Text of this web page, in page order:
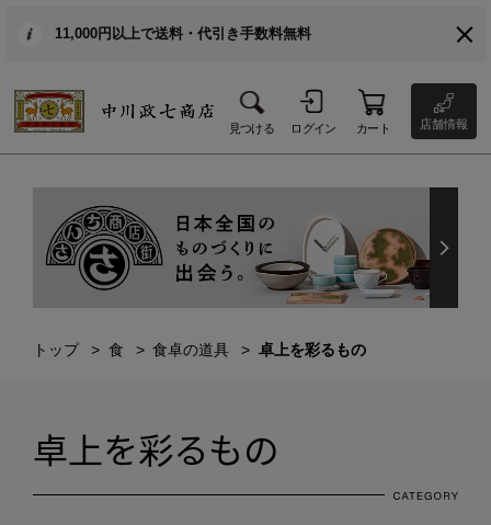
11,000円以上で送料・代引き手数料無料
見つける ログイン カート 店舗情報
トップ 食 食卓の道具 卓上を彩るもの
卓上を彩るもの